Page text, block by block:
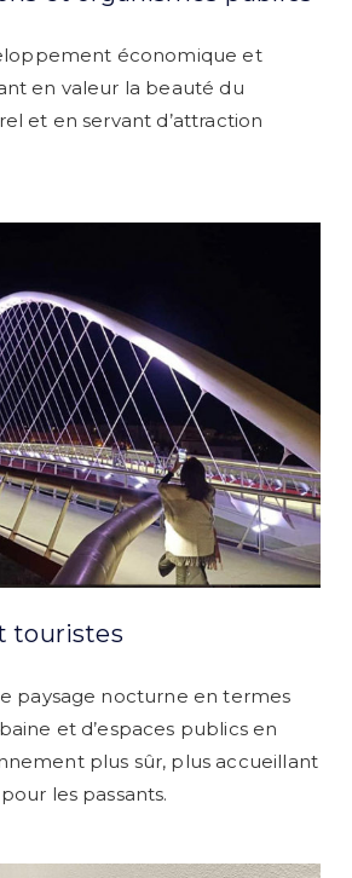
économique et
en valeur la beauté du
et en servant d’attraction
touristes
paysage nocturne en termes
et d’espaces publics en
plus sûr, plus accueillant
les passants.